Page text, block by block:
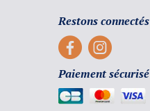
Restons connectés
Paiement sécurisé